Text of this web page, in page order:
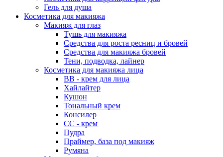
Гель для душа
Косметика для макияжа
Макияж для глаз
Тушь для макияжа
Средства для роста ресниц и бровей
Средства для макияжа бровей
Тени, подводка, лайнер
Косметика для макияжа лица
ВВ - крем для лица
Хайлайтер
Кушон
Тональный крем
Консилер
СС - крем
Пудра
Праймер, база под макияж
Румяна